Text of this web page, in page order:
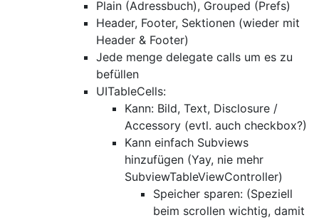
Plain (Adressbuch), Grouped (Prefs)
Header, Footer, Sektionen (wieder mit
Header & Footer)
Jede menge delegate calls um es zu
befüllen
UITableCells:
Kann: Bild, Text, Disclosure /
Accessory (evtl. auch checkbox?)
Kann einfach Subviews
hinzufügen (Yay, nie mehr
SubviewTableViewController)
Speicher sparen: (Speziell
beim scrollen wichtig, damit